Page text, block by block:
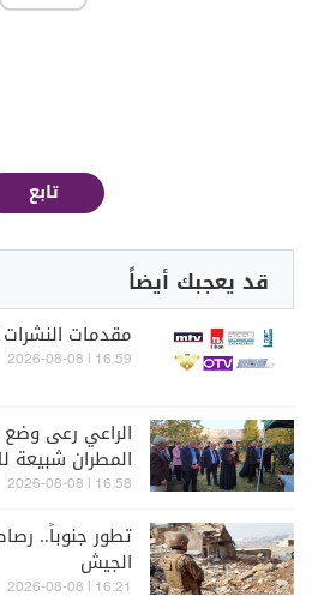
تابع
قد يعجبك أيضاً
مقدمات
16:59 | 2026-08-08
الراعي رعى وضع
المطران شبيعة
الخاصة" في بشري
16:58 | 2026-08-08
تطور جنوباً..
الجيش
16:21 | 2026-08-08